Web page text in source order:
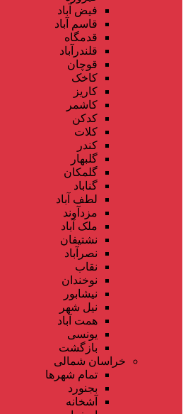
فیض آباد
قاسم آباد
قدمگاه
قلندرآباد
قوچان
کاخک
کاریز
کاشمر
کدکن
کلات
کندر
گلبهار
گلمکان
گناباد
لطف آباد
مزدآوند
ملک آباد
نشتیفان
نصرآباد
نقاب
نوخندان
نیشابور
نیل شهر
همت آباد
یونسی
بازگشت
خراسان شمالی
تمام شهر‌ها
بجنورد
آشخانه